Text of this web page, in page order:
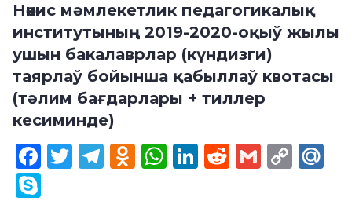
Нөкис мәмлекетлик педагогикалық
институтының 2019-2020-оқыў жылы
ушын бакалаврлар (күндизги)
таярлаў бойынша қабыллаў квотасы
(тәлим бағдарлары + тиллер
кесиминде)
Facebook
Twitter
Telegram
Odnoklassniki
WhatsApp
LinkedIn
Reddit
Gmail